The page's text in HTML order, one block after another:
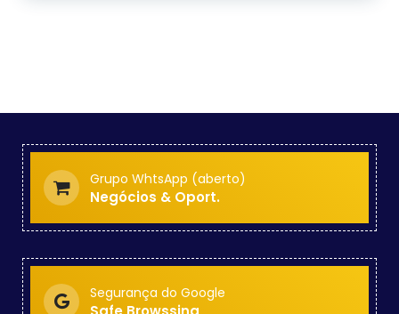
Grupo WhtsApp (aberto)
Negócios & Oport.
Segurança do Google